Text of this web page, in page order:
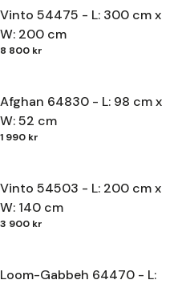
Vinto 54475 - L: 300 cm x
W: 200 cm
8 800 kr
Afghan 64830 - L: 98 cm x
W: 52 cm
1 990 kr
Vinto 54503 - L: 200 cm x
W: 140 cm
3 900 kr
Loom-Gabbeh 64470 - L: